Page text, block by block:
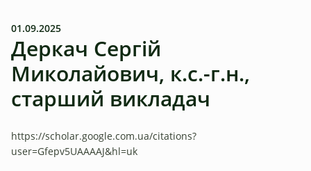
01.09.2025
Деркач Сергій
Миколайович, к.с.-г.н.,
старший викладач
https://scholar.google.com.ua/citations?
user=Gfepv5UAAAAJ&hl=uk